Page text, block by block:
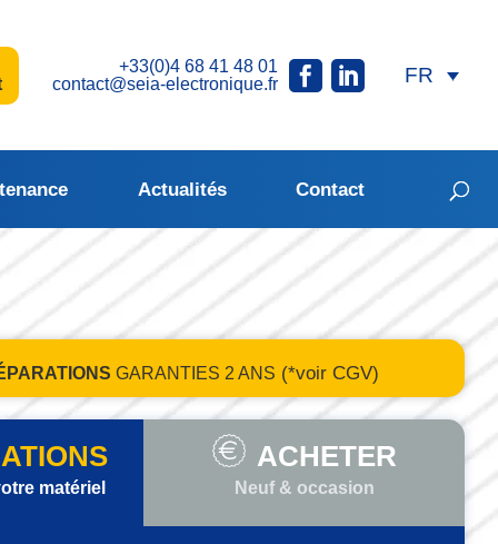
+33(0)4 68 41 48 01
contact@seia-electronique.fr
Actualités Contact
GARANTIES 2 ANS (*voir CGV)
matériel
ACHETER
Neuf & occasion